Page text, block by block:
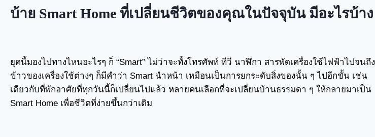
บ้าย Smart Home ที่เปลี่ยนชีวิตของคุณในปัจจุบัน มีอะไรบ้าง
ยุคนี้มองไปทางไหนอะไรๆ ก็ “Smart” ไม่ว่าจะทั้งโทรศัพท์ ทีวี นาฬิกา สารพัดเครื่องใช้ไฟฟ้าไปจนถึง
ข้าวของเครื่องใช้ต่างๆ ก็มีคำว่า Smart นำหน้า เหมือนเป็นการยกระดับสิ่งของนั้น ๆ ไปอีกขั้น เช่น
เดียวกับที่พักอาศัยที่ทุกวันนี้ก็เปลี่ยนไปแล้ว หลายคนเลือกที่จะเปลี่ยนบ้านธรรมดา ๆ ให้กลายมาเป็น
Smart Home เพื่อชีวิตที่ง่ายขึ้นกว่าเดิม